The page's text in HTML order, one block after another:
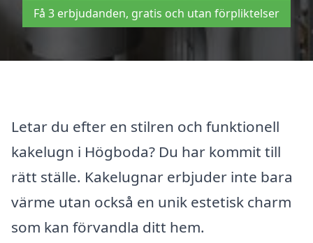
Få 3 erbjudanden, gratis och utan förpliktelser
Letar du efter en stilren och funktionell
kakelugn i Högboda? Du har kommit till
rätt ställe. Kakelugnar erbjuder inte bara
värme utan också en unik estetisk charm
som kan förvandla ditt hem.